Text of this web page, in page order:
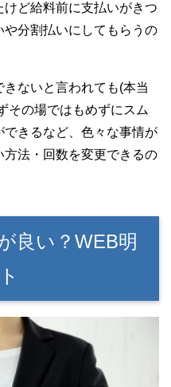
ど給料前に支払いがきつ
や分割払いにしてもらうの
ないと言われても(本当
その場ではもめずにスム
きるなど、色々な事情が
法・回数を変更できるの
良い？WEB明